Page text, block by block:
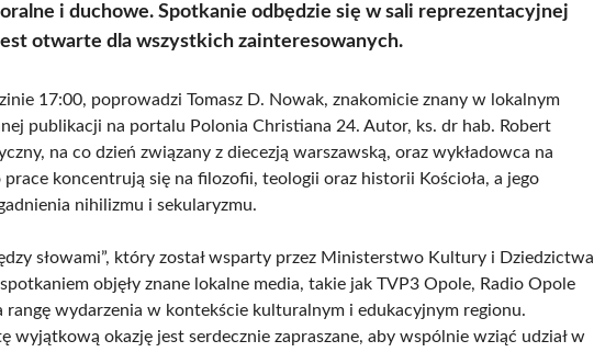
i duchowe. Spotkanie odbędzie się w sali reprezentacyjnej
otwarte dla wszystkich zainteresowanych.
17:00, poprowadzi Tomasz D. Nowak, znakomicie znany w lokalnym
publikacji na portalu Polonia Christiana 24. Autor, ks. dr hab. Robert
na co dzień związany z diecezją warszawską, oraz wykładowca na
prace koncentrują się na filozofii, teologii oraz historii Kościoła, a jego
nihilizmu i sekularyzmu.
słowami”, który został wsparty przez Ministerstwo Kultury i Dziedzictwa
objęły znane lokalne media, takie jak TVP3 Opole, Radio Opole
wydarzenia w kontekście kulturalnym i edukacyjnym regionu.
wyjątkową okazję jest serdecznie zapraszane, aby wspólnie wziąć udział w